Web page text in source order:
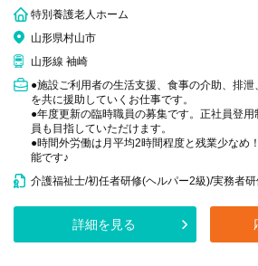
特別養護老人ホーム
山形県村山市
山形線 袖崎
●施設ご利用者の生活支援、食事の介助、排
を共に援助していくお仕事です。
●年度更新の臨時職員の募集です。正社員登
員も目指していただけます。
●時間外労働は月平均2時間程度と残業少なめ
能です♪
介護福祉士/初任者研修(ヘルパー2級)/実務者
詳細を見る